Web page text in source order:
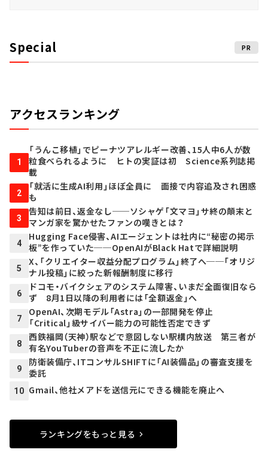
Special PR
アクセスランキング
1
「うんこ移植」でピーナツアレルギー改善、15人中6人が数
粒食べられるように ヒトの実証は初 Science系列誌掲
載
2
「就活に生成AI利用」ほぼ全員に 面接で内容追及され困惑
も
3
告知は前日、返金なし──ソシャゲ「文マヨ」サ終の顛末と
マンガ家を驚かせたファンの嘆きとは？
4
Hugging Face侵害、AIエージェントは社内に“秘密の掲示
板”を作っていた──OpenAIがBlack Hatで詳細説明
5
X、「クリエイター収益分配プログラム」終了へ──「オリジ
ナル投稿」に絞った新報酬制度に移行
6
ドコモ・バイクシェアのシステム障害、いまだ全面復旧なら
ず 8月1日以降の利用者には「全額返金」へ
7
OpenAI、次期モデル「Astra」の一部開発を停止
「Critical」級サイバー能力の可能性否定できず
8
西鉄福岡（天神）駅などで意図しない駅構内放送 第三者が
有名YouTuberの音声を不正に流したか
9
防衛装備庁、ITコンサルSHIFTに「AI装備品」の審査支援を
委託
10 Gmail、他社メアドを送信元にできる機能を廃止へ
ランキングをもっと見る